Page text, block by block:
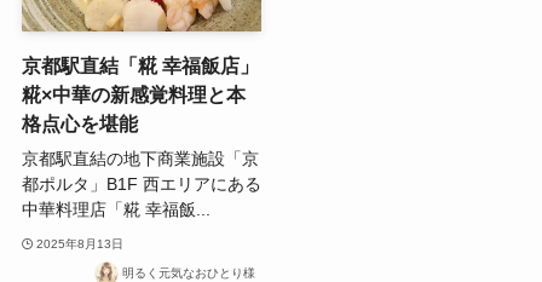
京都駅直結「糀 幸福飯店」
糀×中華の新感覚料理と本
格点心を堪能
京都駅直結の地下商業施設「京
都ポルタ」B1F 西エリアにある
中華料理店「糀 幸福飯...
2025年8月13日
明るく元気なおひとり様